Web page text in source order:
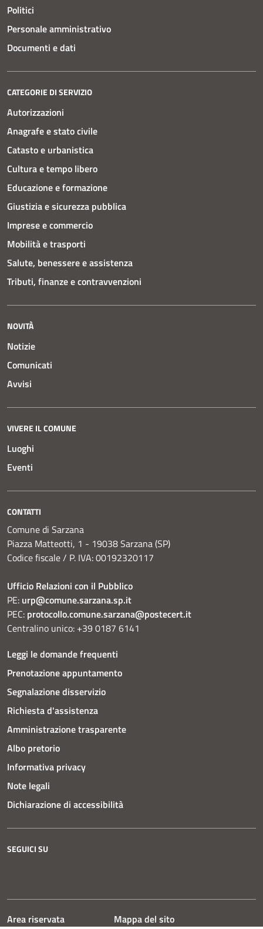
Politici
Personale amministrativo
Documenti e dati
CATEGORIE DI SERVIZIO
Autorizzazioni
Anagrafe e stato civile
Catasto e urbanistica
Cultura e tempo libero
Educazione e formazione
Giustizia e sicurezza pubblica
Imprese e commercio
Mobilità e trasporti
Salute, benessere e assistenza
Tributi, finanze e contravvenzioni
NOVITÀ
Notizie
Comunicati
Avvisi
VIVERE IL COMUNE
Luoghi
Eventi
CONTATTI
Comune di Sarzana
Piazza Matteotti, 1 - 19038 Sarzana (SP)
Codice fiscale / P. IVA: 00192320117
Ufficio Relazioni con il Pubblico
PE: urp@comune.sarzana.sp.it
PEC: protocollo.comune.sarzana@postecert.it
Centralino unico: +39 0187 6141
Leggi le domande frequenti
Prenotazione appuntamento
Segnalazione disservizio
Richiesta d'assistenza
Amministrazione trasparente
Albo pretorio
Informativa privacy
Note legali
Dichiarazione di accessibilità
SEGUICI SU
Area riservata Mappa del sito